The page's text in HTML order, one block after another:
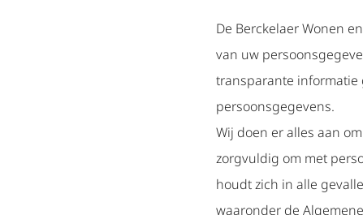
De Berckelaer Wonen
van uw
transparante informatie
persoonsgegevens.
Wij doen er alles aan
zorgvuldig om met
houdt zich in alle
waaronder de